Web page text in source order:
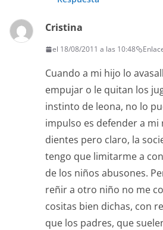
Cristina
el 18/08/2011 a las 10:48
Cuando a mi hijo lo
empujar o le quitan los
instinto de leona, no lo
impulso es defender a
dientes pero claro, la
tengo que limitarme a
de los niños abusones.
reñir a otro niño no me
cositas bien dichas, con
que los padres, que